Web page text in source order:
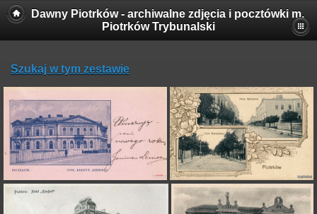
Dawny Piotrków - archiwalne zdjęcia i pocztówki m.
Piotrków Trybunalski
Szukaj w tym zestawie